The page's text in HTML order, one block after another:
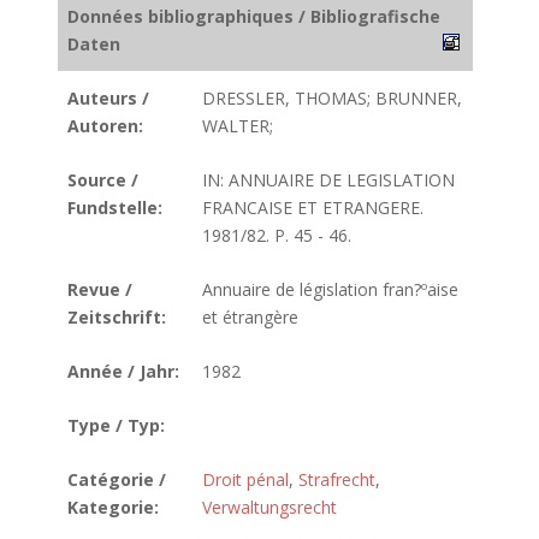
Données bibliographiques / Bibliografische
Daten
Auteurs /
Autoren:
DRESSLER, THOMAS; BRUNNER,
WALTER;
Source /
Fundstelle:
IN: ANNUAIRE DE LEGISLATION
FRANCAISE ET ETRANGERE.
1981/82. P. 45 - 46.
Revue /
Zeitschrift:
Annuaire de législation fran?ºaise
et étrangère
Année / Jahr: 1982
Type / Typ:
Catégorie /
Kategorie:
Droit pénal, Strafrecht,
Verwaltungsrecht